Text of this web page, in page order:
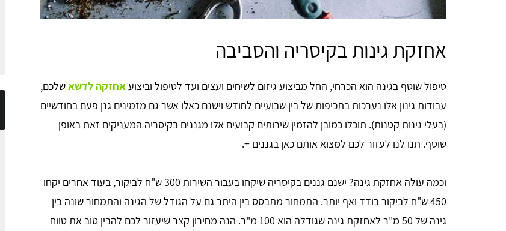
אחזקת גינות בקיסריה והסביבה
טיפול שוטף בגינה הוא הכרחי, החל מביצוע גיזום לשיחים ועצים ועד לטיפול וביצועאחזקה לדשאשלכם,
עבודות גינון אלו נערכות בתכיפות של בין שבועיים לחודש וישנם כאלו אשר גם מזמינים גנן פעם בחודשיים
(בעלי גינות קטנות). תוכלו כמובן להזמין שירותים קבועים אלו מגננים בקיסריה המעניקים זאת באופן
שוטף. תנו לנו לעזור לכם למצוא אותם כאן בגננים +.
וכמה עולה אחזקת גינה? ישנם גננים בקיסריה שיקחו בעבור השירות 300 ש"ח לביקור, בעוד אחרים יקחו
450 ש"ח לביקור בודד ואף יותר. התמחור מתבסס בין היתר גם על הגודל של הגינה והתמחור שונה בין
גינה של 50 מ"ר לאחזקת גינה שגודלה הוא 100 מ"ר. הנה מחירון קצר שיעזור לכם להבין טוב את טווח